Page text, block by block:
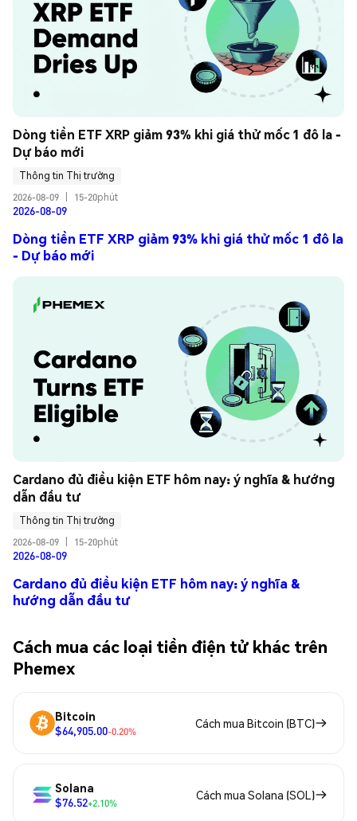
Dòng tiền ETF XRP giảm 93% khi giá thử mốc 1 đô la -
Dự báo mới
Thông tin Thị trường
2026-08-09
15-20phút
2026-08-09
Dòng tiền ETF XRP giảm 93% khi giá thử mốc 1 đô la
- Dự báo mới
Cardano đủ điều kiện ETF hôm nay: ý nghĩa & hướng
dẫn đầu tư
Thông tin Thị trường
2026-08-09
15-20phút
2026-08-09
Cardano đủ điều kiện ETF hôm nay: ý nghĩa &
hướng dẫn đầu tư
Cách mua các loại tiền điện tử khác trên
Phemex
Bitcoin
$64,905.00-0.20%
Cách mua Bitcoin (BTC)
Solana
$76.52+2.10%
Cách mua Solana (SOL)